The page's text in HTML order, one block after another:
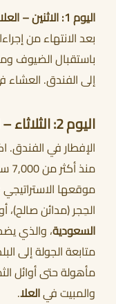
اليوم 1: الاثنين – العلا (عشاء)
بعد الانتهاء من
باستقبال الضيوف
إلى الفندق.
اليوم 2: الثلاثاء – العلا (إفطار، عشاء)
الإفطار في الفندق.
موقعها
الحِجر (مدائن
السعودية
متابعة الجولة إلى
مأهولة حتى أوائل
والمبيت فيالعلا.